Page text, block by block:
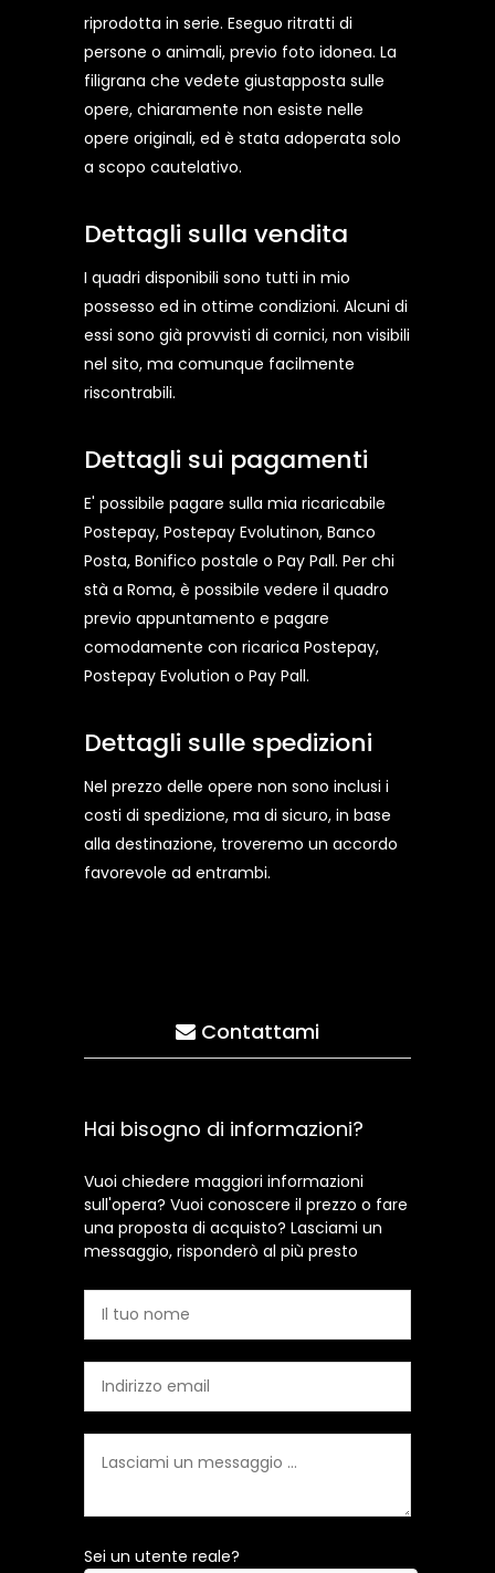
riprodotta in serie. Eseguo ritratti di
persone o animali, previo foto idonea. La
filigrana che vedete giustapposta sulle
opere, chiaramente non esiste nelle
opere originali, ed è stata adoperata solo
a scopo cautelativo.
Dettagli sulla vendita
I quadri disponibili sono tutti in mio
possesso ed in ottime condizioni. Alcuni di
essi sono già provvisti di cornici, non visibili
nel sito, ma comunque facilmente
riscontrabili.
Dettagli sui pagamenti
E' possibile pagare sulla mia ricaricabile
Postepay, Postepay Evolutinon, Banco
Posta, Bonifico postale o Pay Pall. Per chi
stà a Roma, è possibile vedere il quadro
previo appuntamento e pagare
comodamente con ricarica Postepay,
Postepay Evolution o Pay Pall.
Dettagli sulle spedizioni
Nel prezzo delle opere non sono inclusi i
costi di spedizione, ma di sicuro, in base
alla destinazione, troveremo un accordo
favorevole ad entrambi.
Contattami
Hai bisogno di informazioni?
Vuoi chiedere maggiori informazioni
sull'opera? Vuoi conoscere il prezzo o fare
una proposta di acquisto? Lasciami un
messaggio, risponderò al più presto
Sei un utente reale?